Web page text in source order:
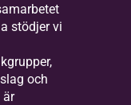
stödjer vi
och
är